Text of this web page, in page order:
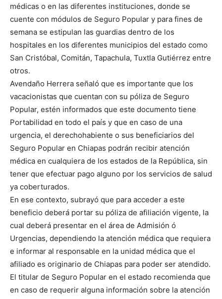
médicas o en las diferentes instituciones, donde se
cuente con módulos de Seguro Popular y para fines de
semana se estipulan las guardias dentro de los
hospitales en los diferentes municipios del estado como
San Cristóbal, Comitán, Tapachula, Tuxtla Gutiérrez entre
otros.
Avendaño Herrera señaló que es importante que los
vacacionistas que cuentan con su póliza de Seguro
Popular, estén informados que este documento tiene
Portabilidad en todo el país y que en caso de una
urgencia, el derechohabiente o sus beneficiarios del
Seguro Popular en Chiapas podrán recibir atención
médica en cualquiera de los estados de la República, sin
tener que efectuar pago alguno por los servicios de salud
ya coberturados.
En ese contexto, subrayó que para acceder a este
beneficio deberá portar su póliza de afiliación vigente, la
cual deberá presentar en el área de Admisión ó
Urgencias, dependiendo la atención médica que requiera
e informar al responsable en la unidad médica que el
afiliado es originario de Chiapas para poder ser atendido.
El titular de Seguro Popular en el estado recomienda que
en caso de requerir alguna información sobre la atención